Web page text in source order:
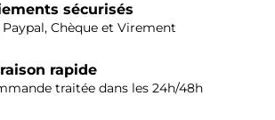
sécurisés
Paypal, Chèque et Virement
rapide
traitée dans les 24h/48h